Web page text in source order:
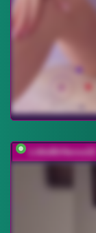
LittleMrHeroo22